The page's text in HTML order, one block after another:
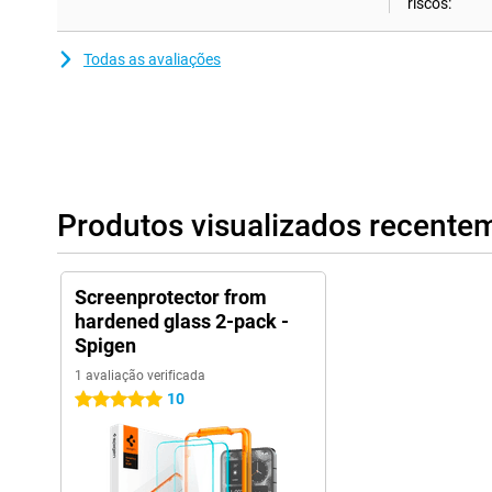
Todas as avaliações
Produtos visualizados
Screenprotector from
hardened glass 2-pack -
Spigen
1 avaliação verificada
5 estrelas 10